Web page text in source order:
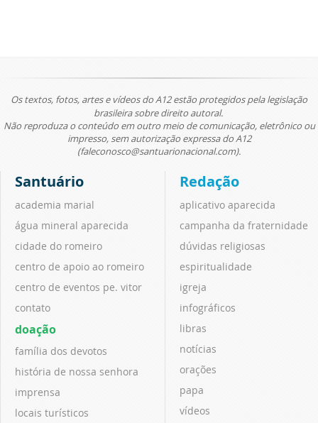
Os textos, fotos, artes e vídeos do A12 estão protegidos pela legislação
brasileira sobre direito autoral.
Não reproduza o conteúdo em outro meio de comunicação, eletrônico ou
impresso, sem autorização expressa do A12
(faleconosco@santuarionacional.com).
Santuário
academia marial
água mineral aparecida
cidade do romeiro
centro de apoio ao romeiro
centro de eventos pe. vitor
contato
doação
família dos devotos
história de nossa senhora
imprensa
locais turísticos
Redação
aplicativo aparecida
campanha da fraternidade
dúvidas religiosas
espiritualidade
igreja
infográficos
libras
notícias
orações
papa
vídeos